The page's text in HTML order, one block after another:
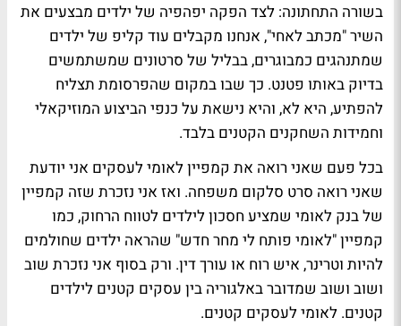
בשורה התחתונה: לצד הפקה יפהפיה של ילדים מבצעים את
השיר "מכתב לאחי", אנחנו מקבלים עוד קליפ של ילדים
שמתנהגים כמבוגרים, בבליל של סרטונים שמשתמשים
בדיוק באותו פטנט. כך שבו במקום שהפרסומת תצליח
להפתיע, היא לא, והיא נישאת על כנפי הביצוע המוזיקאלי
וחמידות השחקנים הקטנים בלבד.
בכל פעם שאני רואה את קמפיין לאומי לעסקים אני יודעת
שאני רואה סרט סלקום משפחה. ואז אני נזכרת שזה קמפיין
של בנק לאומי שמציע חסכון לילדים לטווח הרחוק, כמו
קמפיין "לאומי פותח לי מחר חדש" שהראה ילדים שחולמים
להיות וטרינר, איש רוח או עורך דין. ורק בסוף אני נזכרת שוב
ושוב ושוב שמדובר באלגוריה בין עסקים קטנים לילדים
קטנים. לאומי לעסקים קטנים.